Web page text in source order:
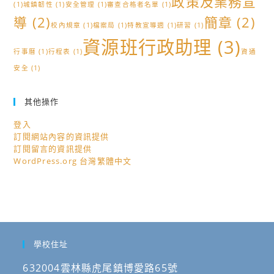
(1)城鎮韌性 (1)安全管理 (1)審查合格者名單 (1)
導 (2)校內規章 (1)檔案局 (1)特教宣導週 (1)研習 (1) 簡章 (2)
行事曆 (1)行程表 (1)資源班行政助理 (3)資通
安全 (1)
其他操作
登入
訂閱網站內容的資訊提供
訂閱留言的資訊提供
WordPress.org 台灣繁體中文
學校住址
632004雲林縣虎尾鎮博愛路65號